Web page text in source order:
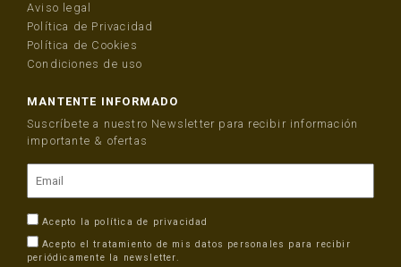
Aviso legal
Política de Privacidad
Política de Cookies
Condiciones de uso
MANTENTE INFORMADO
Suscríbete a nuestro Newsletter para recibir información
importante & ofertas
Acepto la política de privacidad
Acepto el tratamiento de mis datos personales para recibir
periódicamente la newsletter.